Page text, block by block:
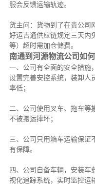
服会反馈运输轨迹。
货主问：货物到了在贵公司
好运吉通供应链规定三天内
等）超时需加仓储费。
南通到河源物流公司如
一、公司有全面的安全措施
设置完善安控系统，装卸人
率低；
二、公司使用叉车、拖车等
不被搬运摔坏；
三、公司只用箱车运输保证
有保障。
四、公司自备车辆，安装车
视化追踪系统，实时监控运